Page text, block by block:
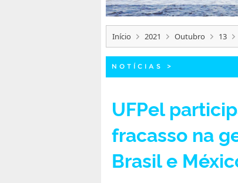
Início 2021 Outubro 13
NOTÍCIAS >
UFPel
fracasso na
Brasil e